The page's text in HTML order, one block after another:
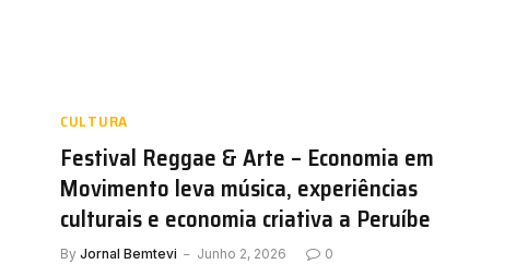
CULTURA
Festival Reggae & Arte – Economia em
Movimento leva música, experiências
culturais e economia criativa a Peruíbe
By Jornal Bemtevi Junho 2, 2026 0